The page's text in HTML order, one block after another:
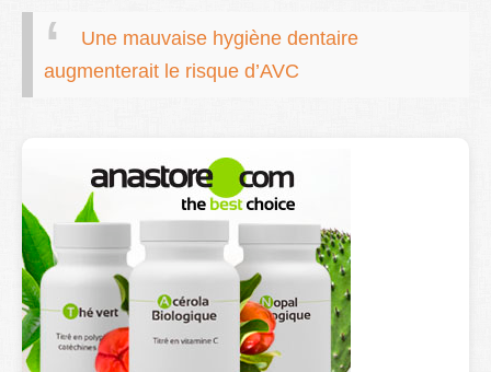
Une mauvaise hygiène dentaire
augmenterait le risque d’AVC